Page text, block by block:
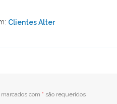
Clientes Alter
com * são requeridos